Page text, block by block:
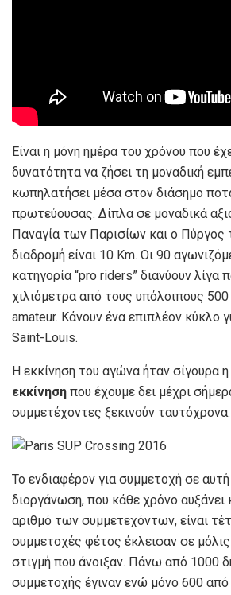
Είναι η μόνη ημέρα του χρόνου που
δυνατότητα να ζήσει τη μοναδική
κωπηλατήσει μέσα στον διάσημο
πρωτεύουσας. Δίπλα σε μοναδικά
Παναγία των Παρισίων και ο Πύργος
διαδρομή είναι 10 Km. Οι 90
κατηγορία “pro riders” διανύουν λίγα
χιλιόμετρα από τους υπόλοιπους
amateur. Κάνουν ένα επιπλέον κύκλο
Saint-Louis.
Η εκκίνηση του αγώνα ήταν σίγουρα η
εκκίνηση που έχουμε δει μέχρι
συμμετέχοντες ξεκινούν ταυτόχρονα.
Το ενδιαφέρον για συμμετοχή σε
διοργάνωση, που κάθε χρόνο αυξάνει
αριθμό των συμμετεχόντων, είναι
συμμετοχές φέτος έκλεισαν σε
στιγμή που άνοιξαν. Πάνω από 1000
συμμετοχής έγιναν ενώ μόνο 600